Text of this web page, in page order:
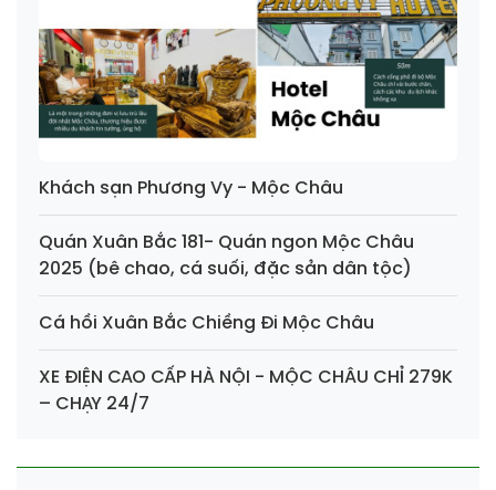
Khách sạn Phương Vy - Mộc Châu
Quán Xuân Bắc 181- Quán ngon Mộc Châu
2025 (bê chao, cá suối, đặc sản dân tộc)
Cá hồi Xuân Bắc Chiềng Đi Mộc Châu
XE ĐIỆN CAO CẤP HÀ NỘI - MỘC CHÂU CHỈ 279K
– CHẠY 24/7